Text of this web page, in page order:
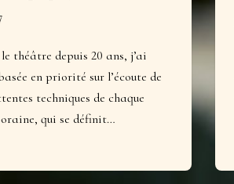
théâtre depuis 20 ans, j’ai
en priorité sur l’écoute de
techniques de chaque
qui se définit…